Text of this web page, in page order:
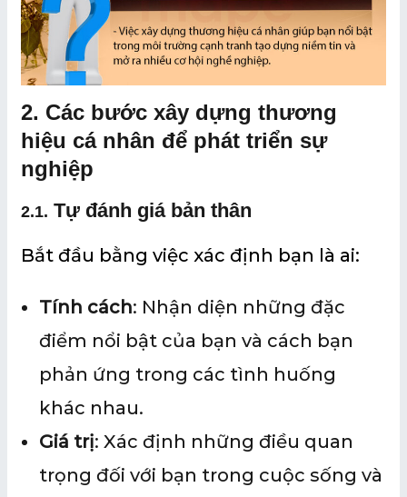
2. Các bước xây dựng thương
hiệu cá nhân để phát triển sự
nghiệp
2.1. Tự đánh giá bản thân
Bắt đầu bằng việc xác định bạn là ai:
Tính cách: Nhận diện những đặc
điểm nổi bật của bạn và cách bạn
phản ứng trong các tình huống
khác nhau.
Giá trị: Xác định những điều quan
trọng đối với bạn trong cuộc sống và